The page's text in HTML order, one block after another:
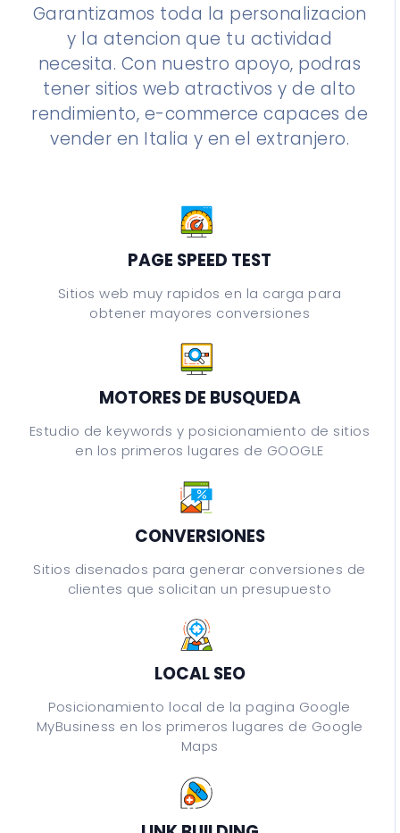
Garantizamos toda la personalizacion
y la atencion que tu actividad
necesita. Con nuestro apoyo, podras
tener sitios web atractivos y de alto
rendimiento, e-commerce capaces de
vender en Italia y en el extranjero.
PAGE SPEED TEST
Sitios web muy rapidos en la carga para
obtener mayores conversiones
MOTORES DE BUSQUEDA
Estudio de keywords y posicionamiento de sitios
en los primeros lugares de GOOGLE
CONVERSIONES
Sitios disenados para generar conversiones de
clientes que solicitan un presupuesto
LOCAL SEO
Posicionamiento local de la pagina Google
MyBusiness en los primeros lugares de Google
Maps